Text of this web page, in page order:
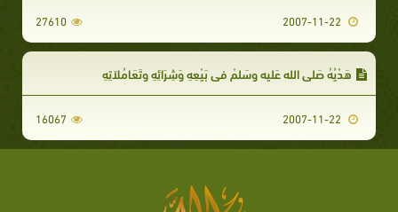
27610
هَدْيُهُ صَلى الله عَليه وسَلمْ في بَيْعِهِ وَشِرَائِهِ وتَعَامُلاَتِهِ
16067